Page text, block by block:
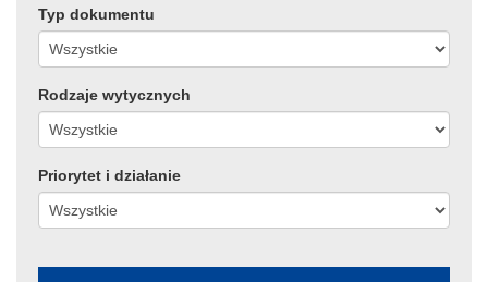
Typ dokumentu
Rodzaje wytycznych
Priorytet i działanie